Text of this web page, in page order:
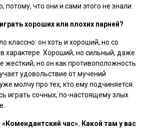
что они и сами этого не знали.
хороших или плохих парней?
классно: он хоть и хороший, но со
характере. Хороший, но сильный, даже
жесткий, но он как противоположность
удовольствие от мучений
молчу про тех, кто ему подчиняется.
играть сочных, по-настоящему злых
час». Какой там у вас